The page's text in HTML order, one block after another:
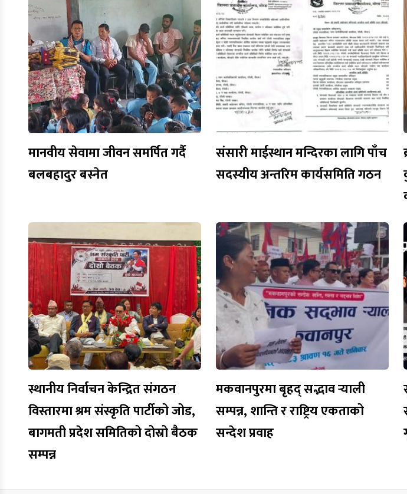
मानवीय सेवामा जीवन समर्पित गर्दै
बलबहादुर बस्नेत
संसारी माईस्थान मन्दिरका लागि पाँच
सदस्यीय अन्तरिम कार्यसमिति गठन
स्थानीय निर्वाचन केन्द्रित संगठन
विस्तारमा श्रम संस्कृति पार्टीको जोड,
बागमती प्रदेश समितिको दोस्रो बैठक
सम्पन्न
मकवानपुरमा बृहद् सद्भाव र्‍याली
सम्पन्न, शान्ति र राष्ट्रिय एकताको
सन्देश प्रवाह